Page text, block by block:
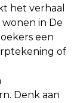
het verhaal
in De
een
of
Denk aan